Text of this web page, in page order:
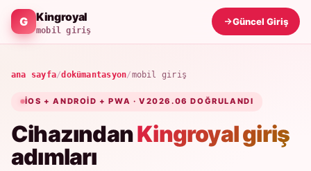
Kingroyal
mobil giriş
Güncel Giriş
ana sayfa/dokümantasyon/mobil giriş
IOS + ANDROID + PWA · V2026.06 DOĞRULANDI
CihazındanKingroyal giriş
adımları